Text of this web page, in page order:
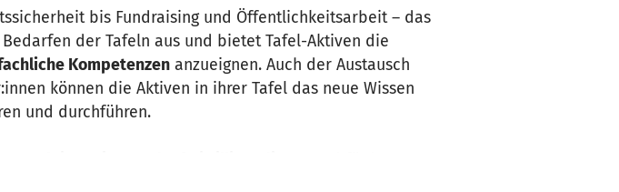
bis Fundraising und Öffentlichkeitsarbeit – das
der Tafeln aus und bietet Tafel-Aktiven die
Kompetenzen anzueignen. Auch der Austausch
können die Aktiven in ihrer Tafel das neue Wissen
und durchführen.